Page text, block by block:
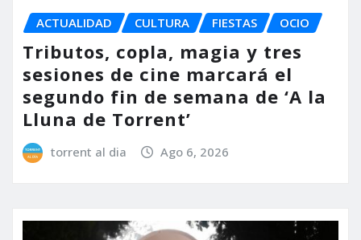
ACTUALIDAD CULTURA FIESTAS OCIO
Tributos, copla, magia y tres
sesiones de cine marcará el
segundo fin de semana de ‘A la
Lluna de Torrent’
torrent al dia Ago 6, 2026